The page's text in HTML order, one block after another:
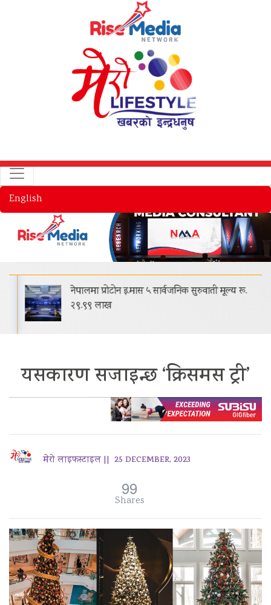
English
नेपालमा प्रोटोन इ.मास ५ सार्वजनिक सुरुवाती मूल्य रू.
२९.९९ लाख
यसकारण सजाइन्छ ‘क्रिसमस ट्री’
मेरो लाइफस्टाइल || 25 DECEMBER, 2023
99
Shares